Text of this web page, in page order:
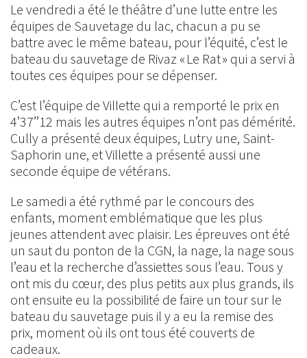
Le vendredi a été le théâtre d’une lutte entre les
équipes de Sauvetage du lac, chacun a pu se
battre avec le même bateau, pour l’équité, c’est le
bateau du sauvetage de Rivaz « Le Rat » qui a servi à
toutes ces équipes pour se dépenser.
C’est l’équipe de Villette qui a remporté le prix en
4’37’’12 mais les autres équipes n’ont pas démérité.
Cully a présenté deux équipes, Lutry une, Saint-
Saphorin une, et Villette a présenté aussi une
seconde équipe de vétérans.
Le samedi a été rythmé par le concours des
enfants, moment emblématique que les plus
jeunes attendent avec plaisir. Les épreuves ont été
un saut du ponton de la CGN, la nage, la nage sous
l’eau et la recherche d’assiettes sous l’eau. Tous y
ont mis du cœur, des plus petits aux plus grands, ils
ont ensuite eu la possibilité de faire un tour sur le
bateau du sauvetage puis il y a eu la remise des
prix, moment où ils ont tous été couverts de
cadeaux.